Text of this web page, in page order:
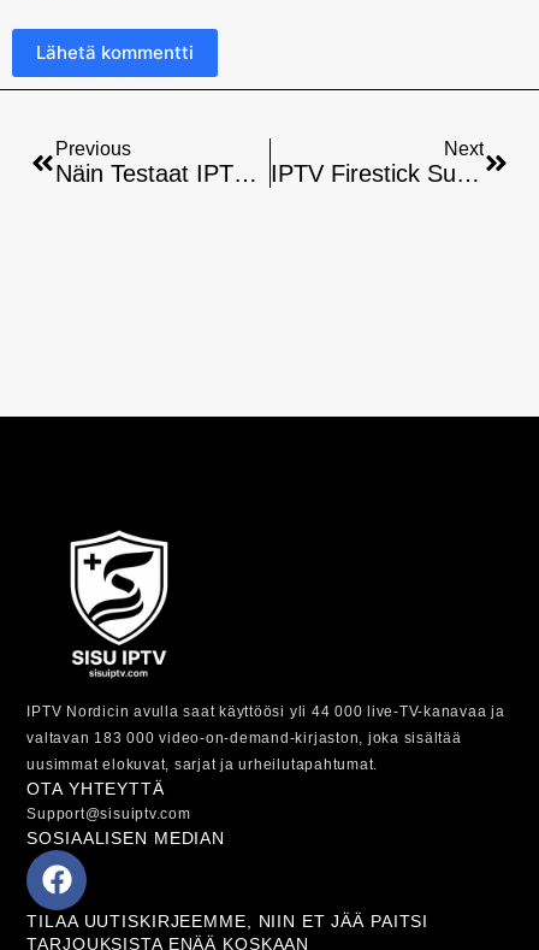
Lähetä kommentti
Previous
Näin Testaat IPTV-Kanavien Laadun
Next
IPTV Firestick Suomi -asennusopas
IPTV Nordicin avulla saat käyttöösi yli 44 000 live-TV-kanavaa ja
valtavan 183 000 video-on-demand-kirjaston, joka sisältää
uusimmat elokuvat, sarjat ja urheilutapahtumat.
OTA YHTEYTTÄ
Support@sisuiptv.com
SOSIAALISEN MEDIAN
TILAA UUTISKIRJEEMME, NIIN ET JÄÄ PAITSI
TARJOUKSISTA ENÄÄ KOSKAAN